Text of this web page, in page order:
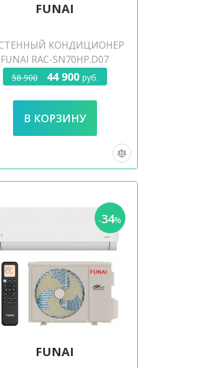
FUNAI
КОНДИЦИОНЕР
FUNAI RAC-SN70HP.D07
58 900 44 900 руб.
-34%
FUNAI